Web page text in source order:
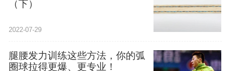
（下）
2022-07-29
腿腰发力训练这些方法，你的弧
圈球拉得更爆、更专业！